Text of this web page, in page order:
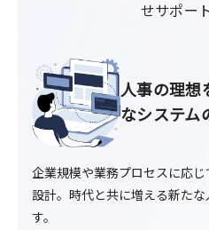
せサポー
人事の理想
なシステム
企業規模や業務プロセスに応
設計。時代と共に増える新た
す。